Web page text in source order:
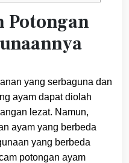
Potongan
yang serbaguna dan
ayam dapat diolah
lezat. Namun,
ayam yang berbeda
yang berbeda
potongan ayam